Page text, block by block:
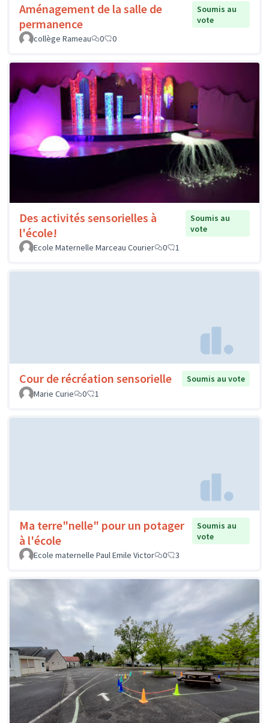
Aménagement de la salle de
permanence
Soumis au
vote
collège Rameau
0 0
Des activités sensorielles à
l'école!
Soumis au
vote
Ecole Maternelle Marceau Courier
0 1
Cour de récréation sensorielle
Soumis au vote
Marie Curie
0 1
Ma terre"nelle" pour un potager
à l'école
Soumis au
vote
Ecole maternelle Paul Emile Victor
0 3